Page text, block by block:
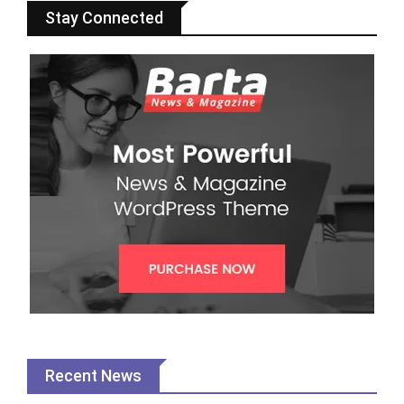
Stay Connected
Recent News